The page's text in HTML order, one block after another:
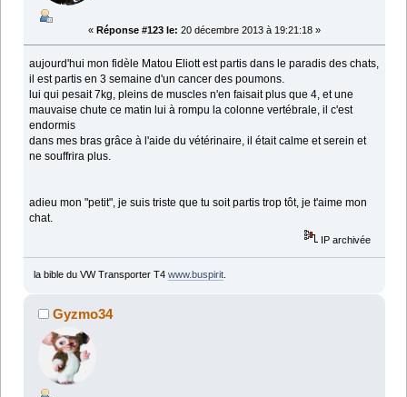
« Réponse #123 le: 20 décembre 2013 à 19:21:18 »
aujourd'hui mon fidèle Matou Eliott est partis dans le paradis des chats,
il est partis en 3 semaine d'un cancer des poumons.
lui qui pesait 7kg, pleins de muscles n'en faisait plus que 4, et une
mauvaise chute ce matin lui à rompu la colonne vertébrale, il c'est
endormis
dans mes bras grâce à l'aide du vétérinaire, il était calme et serein et
ne souffrira plus.
adieu mon "petit", je suis triste que tu soit partis trop tôt, je t'aime mon
chat.
IP archivée
la bible du VW Transporter T4 www.buspirit.
Gyzmo34